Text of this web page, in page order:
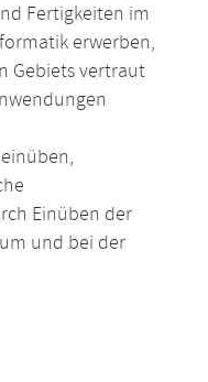
Fertigkeiten im
erwerben,
Gebiets vertraut
Einüben der
und bei der